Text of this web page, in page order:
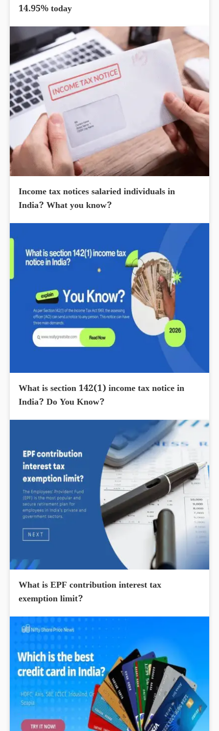
14.95% today
Income tax notices salaried individuals in
India? What you know?
What is section 142(1) income tax notice in
India? Do You Know?
What is EPF contribution interest tax
exemption limit?